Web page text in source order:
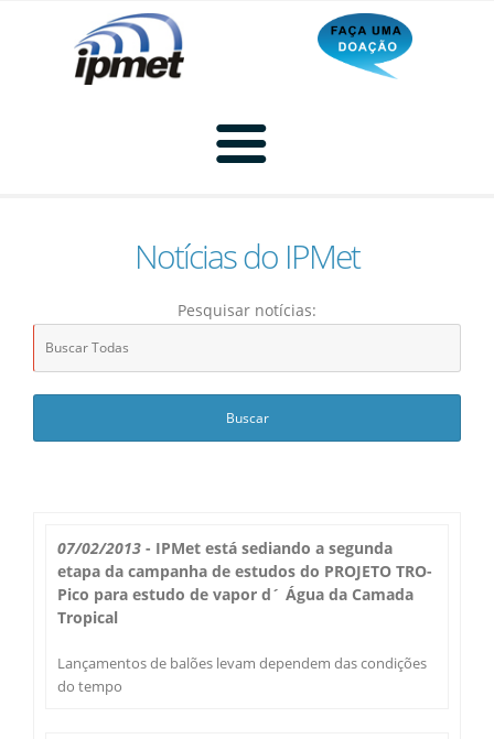
Home
Radar Animado
Radar Cidades
Radar GIS Local
Radar PPI GIS
Imagens de Satélite
Serviços
Informações
Notícias do IPMet
Pesquisar notícias:
07/02/2013 - IPMet está sediando a segunda
etapa da campanha de estudos do PROJETO TRO-
Pico para estudo de vapor d´ Água da Camada
Tropical
Lançamentos de balões levam dependem das condições
do tempo